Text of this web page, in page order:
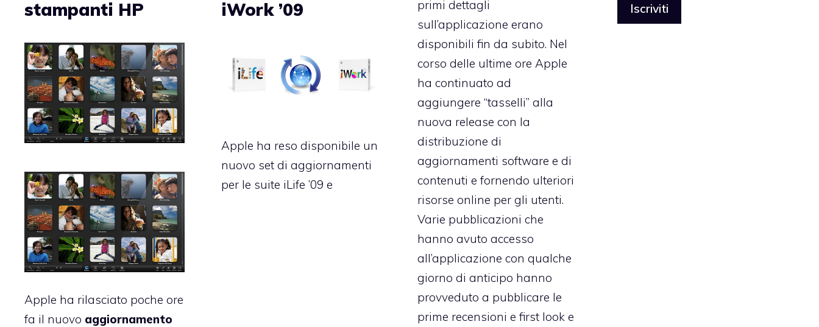
primi dettagli
sull’applicazione erano
disponibili fin da subito. Nel
corso delle ultime ore Apple
ha continuato ad
aggiungere “tasselli” alla
nuova release con la
distribuzione di
aggiornamenti software e di
contenuti e fornendo ulteriori
risorse online per gli utenti.
Varie pubblicazioni che
hanno avuto accesso
all’applicazione con qualche
giorno di anticipo hanno
provveduto a pubblicare le
prime recensioni e first look e
stampanti HP
Apple ha rilasciato poche ore
fa il nuovo aggiornamento
iWork ’09
Apple ha reso disponibile un
nuovo set di aggiornamenti
per le suite iLife ’09 e